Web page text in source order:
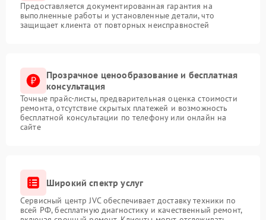
Предоставляется документированная гарантия на
выполненные работы и установленные детали, что
защищает клиента от повторных неисправностей
Прозрачное ценообразование и бесплатная
консультация
Точные прайс-листы, предварительная оценка стоимости
ремонта, отсутствие скрытых платежей и возможность
бесплатной консультации по телефону или онлайн на
сайте
Широкий спектр услуг
Сервисный центр JVC обеспечивает доставку техники по
всей РФ, бесплатную диагностику и качественный ремонт,